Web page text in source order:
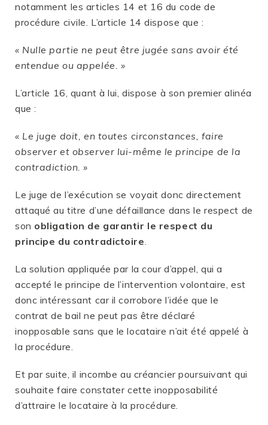
notamment les articles 14 et 16 du code de
procédure civile. L’article 14 dispose que :
« Nulle partie ne peut être jugée sans avoir été
entendue ou appelée. »
L’article 16, quant à lui, dispose à son premier alinéa
que :
« Le juge doit, en toutes circonstances, faire
observer et observer lui-même le principe de la
contradiction. »
Le juge de l’exécution se voyait donc directement
attaqué au titre d’une défaillance dans le respect de
son obligation de garantir le respect du
principe du contradictoire.
La solution appliquée par la cour d’appel, qui a
accepté le principe de l’intervention volontaire, est
donc intéressant car il corrobore l’idée que le
contrat de bail ne peut pas être déclaré
inopposable sans que le locataire n’ait été appelé à
la procédure.
Et par suite, il incombe au créancier poursuivant qui
souhaite faire constater cette inopposabilité
d’attraire le locataire à la procédure.